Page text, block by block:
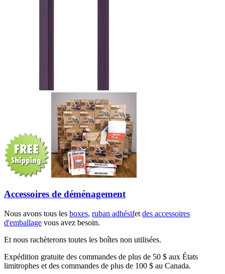
Accessoires de déménagement
Nous avons tous les boxes, ruban adhésifet des accessoires
d'emballage vous avez besoin.
Et nous rachèterons toutes les boîtes non utilisées.
Expédition gratuite des commandes de plus de 50 $ aux États
limitrophes et des commandes de plus de 100 $ au Canada.